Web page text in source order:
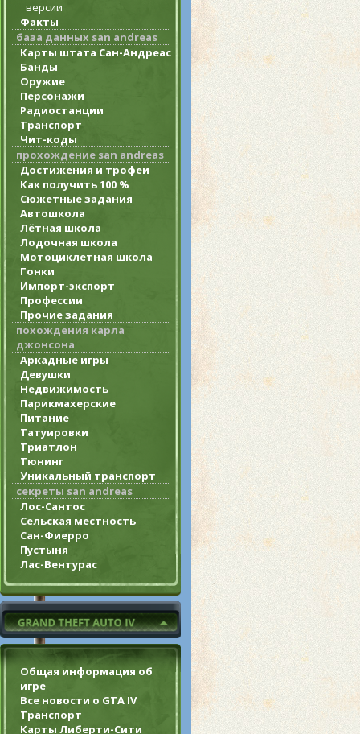
версии
Факты
база данных san andreas
Карты штата Сан-Андреас
Банды
Оружие
Персонажи
Радиостанции
Транспорт
Чит-коды
прохождение san andreas
Достижения и трофеи
Как получить 100 %
Сюжетные задания
Автошкола
Лётная школа
Лодочная школа
Мотоциклетная школа
Гонки
Импорт-экспорт
Профессии
Прочие задания
похождения карла
джонсона
Аркадные игры
Девушки
Недвижимость
Парикмахерские
Питание
Татуировки
Триатлон
Тюнинг
Уникальный транспорт
секреты san andreas
Лос-Сантос
Сельская местность
Сан-Фиерро
Пустыня
Лас-Вентурас
Общая информация об
игре
Все новости о GTA IV
Транспорт
Карты Либерти-Сити